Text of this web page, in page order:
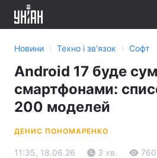
Новини › Техно і зв'язок › Софт
Android 17 буде
смартфонами:
200 моделей
ДЕНИС ПОНОМАРЕНКО
11:35, 18.06.26 3 хв.